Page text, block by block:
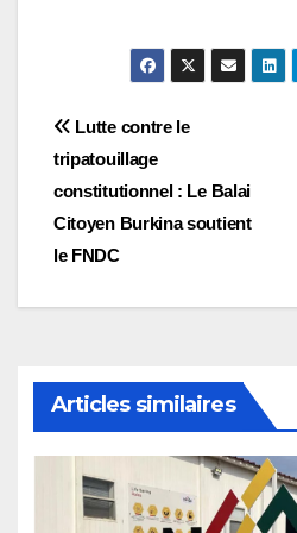
Navigation
de
l’article
Lutte contre le
tripatouillage
constitutionnel : Le Balai
Citoyen Burkina soutient
le FNDC
Articles similaires